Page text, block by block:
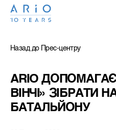
Назад до Прес-центру
ARIO
ВІНЧІ» ЗІБРАТИ
БАТАЛЬЙОНУ